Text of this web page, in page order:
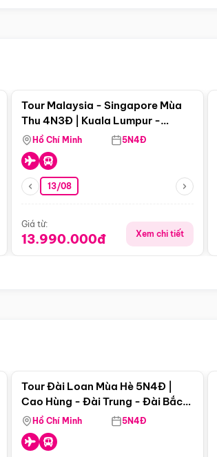
Tour Malaysia - Singapore Mùa
Thu 4N3Đ | Kuala Lumpur -
Malacca - Johor Baru -
Singapore
Hồ Chí Minh 5N4Đ
13/08
Giá từ:
13.990.000đ Xem chi tiết
Tour Đài Loan Mùa Hè 5N4Đ |
Cao Hùng - Đài Trung - Đài Bắc
(Bay Vj)
Hồ Chí Minh 5N4Đ